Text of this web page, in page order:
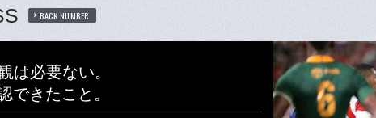
BACK NUMBER
は必要ない。
できたこと。